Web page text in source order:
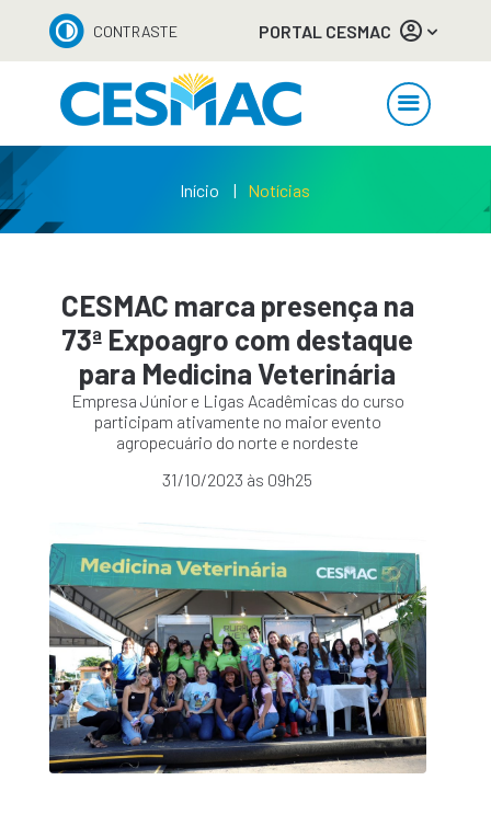
CONTRASTE PORTAL CESMAC
Início Notícias
CESMAC marca presença na
73ª Expoagro com destaque
para Medicina Veterinária
Empresa Júnior e Ligas Acadêmicas do curso
participam ativamente no maior evento
agropecuário do norte e nordeste
31/10/2023 às 09h25